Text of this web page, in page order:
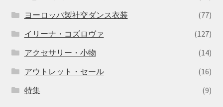
ヨーロッパ製社交ダンス衣装
(77)
イリーナ・コズロヴァ
(127)
アクセサリー・小物
(14)
アウトレット・セール
(16)
特集
(9)